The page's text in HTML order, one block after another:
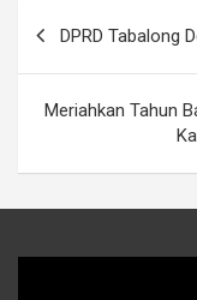
DPRD Tabalong
Meriahkan Tahun